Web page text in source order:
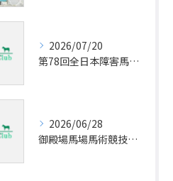
2026/07/20
第78回全日本障害馬術大会2026 PartⅡ
2026/06/28
御殿場馬場馬術競技会Part Ⅱ